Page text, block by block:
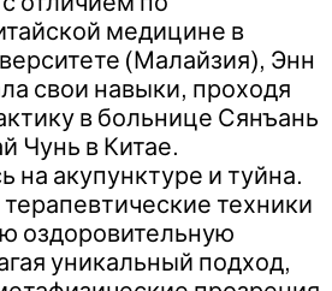
медицине в
(Малайзия), Энн
свои навыки, проходя
в больнице Сянъань
Чунь в Китае.
на акупунктуре и туйна.
техники
оздоровительную
уникальный подход,